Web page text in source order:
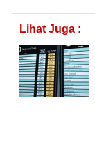
Lihat Juga :